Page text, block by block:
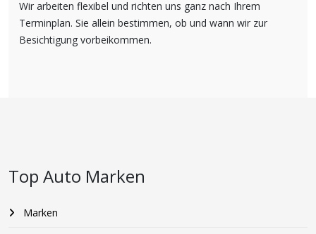
Wir arbeiten flexibel und richten uns ganz nach Ihrem
Terminplan. Sie allein bestimmen, ob und wann wir zur
Besichtigung vorbeikommen.
Top Auto Marken
Marken